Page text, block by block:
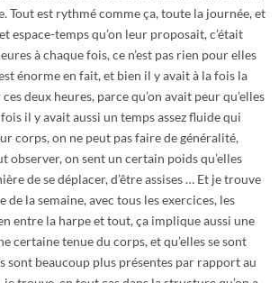
Tout est rythmé comme ça, toute la journée, et
espace-temps qu’on leur proposait, c’était
à chaque fois, ce n’est pas rien pour elles
énorme en fait, et bien il y avait à la fois la
deux heures, parce qu’on avait peur qu’elles
il y avait aussi un temps assez fluide qui
corps, on ne peut pas faire de généralité,
observer, on sent un certain poids qu’elles
de se déplacer, d’être assises … Et je trouve
de la semaine, avec tous les exercices, les
entre la harpe et tout, ça implique aussi une
certaine tenue du corps, et qu’elles se sont
sont beaucoup plus présentes par rapport au